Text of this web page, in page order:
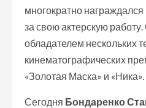
многократно
за свою актерскую
обладателем нескольких
кинематографических
«Золотая Маска» и «Ника».
Сегодня Бондаренко